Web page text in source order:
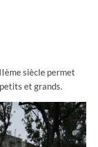
siècle permet
et grands.